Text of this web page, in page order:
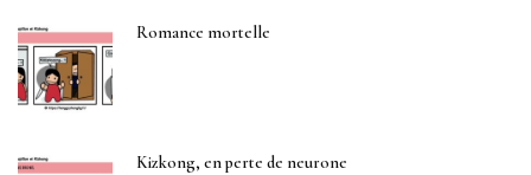
Romance mortelle
Kizkong, en perte de neurone